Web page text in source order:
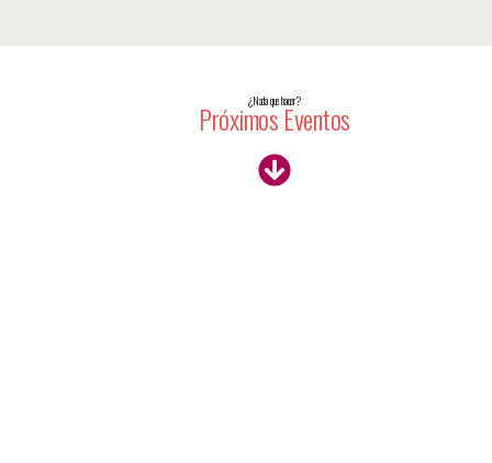
¿Nada que hacer?
Próximos Eventos